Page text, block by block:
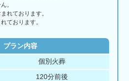
。
れております。
ております。
プラン内容
個別火葬
120分前後